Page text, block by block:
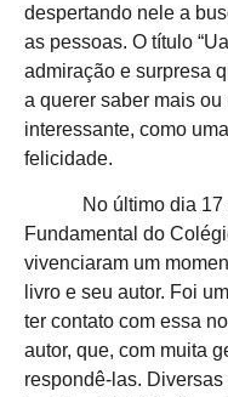
despertando nele a
as pessoas. O título
admiração e surpresa
a querer saber mais
interessante, como
felicidade.
No último dia 17
Fundamental do
vivenciaram um
livro e seu autor. Foi
ter contato com essa
autor, que, com muita
respondê-las. Diversas